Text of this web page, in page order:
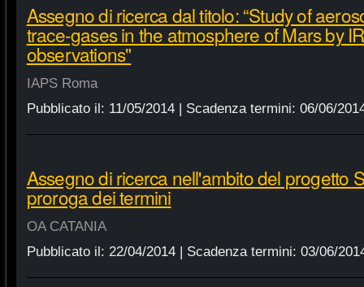
Assegno di ricerca dal titolo: “Study of
trace-gases in the atmosphere of Mars by
observations"
IAPS Roma
Pubblicato il: 11/05/2014| Scadenza termini: 06/06/
Assegno di ricerca nell'ambito del progetto
proroga dei termini
OA CATANIA
Pubblicato il: 22/04/2014| Scadenza termini: 03/06/